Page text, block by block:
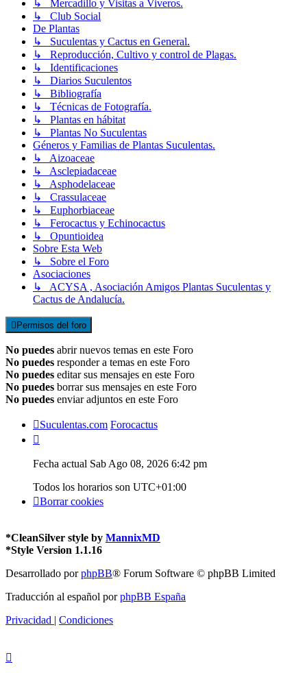
↳ Mercadillo y Visitas a Viveros.
↳ Club Social
De Plantas
↳ Suculentas y Cactus en General.
↳ Reproducción, Cultivo y control de Plagas.
↳ Identificaciones
↳ Diarios Suculentos
↳ Bibliografía
↳ Técnicas de Fotografía.
↳ Plantas en hábitat
↳ Plantas No Suculentas
Géneros y Familias de Plantas Suculentas.
↳ Aizoaceae
↳ Asclepiadaceae
↳ Asphodelaceae
↳ Crassulaceae
↳ Euphorbiaceae
↳ Ferocactus y Echinocactus
↳ Opuntioidea
Sobre Esta Web
↳ Sobre el Foro
Asociaciones
↳ ACYSA , Asociación Amigos Plantas Suculentas y
Cactus de Andalucía.
Permisos del foro
No puedes abrir nuevos temas en este Foro
No puedes responder a temas en este Foro
No puedes editar sus mensajes en este Foro
No puedes borrar sus mensajes en este Foro
No puedes enviar adjuntos en este Foro
Suculentas.com Forocactus
Fecha actual Sab Ago 08, 2026 6:42 pm
Todos los horarios son UTC+01:00
Borrar cookies
*CleanSilver style by MannixMD
*Style Version 1.1.16
Desarrollado porphpBB® Forum Software © phpBB Limited
Traducción al español porphpBB España
Privacidad | Condiciones